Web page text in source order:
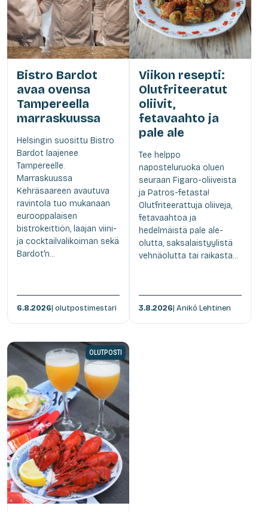
Bistro Bardot
avaa ovensa
Tampereella
marraskuussa
Helsingin suosittu Bistro
Bardot laajenee
Tampereelle.
Marraskuussa
Kehräsaareen avautuva
ravintola tuo mukanaan
eurooppalaisen
bistrokeittiön, laajan viini-
ja cocktailvalikoiman sekä
Bardot'n...
6.8.2026| olutpostimestari
Viikon resepti:
Olutfriteeratut
oliivit,
fetavaahto ja
pale ale
Tee helppo
naposteluruoka oluen
seuraan Figaro-oliiveista
ja Patros-fetasta!
Olutfriteerattuja oliiveja,
fetavaahtoa ja
hedelmäistä pale ale-
olutta, saksalaistyylistä
vehnäolutta tai raikasta...
3.8.2026| Anikó Lehtinen
OLUTPOSTI